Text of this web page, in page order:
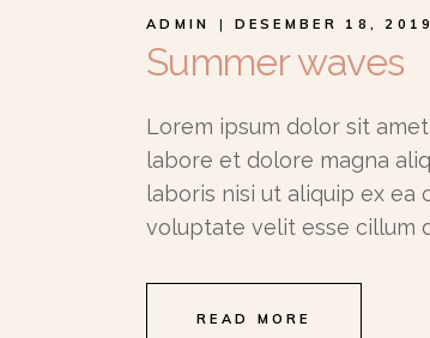
Vipper og bryn
Samtaleterapi /
Coaching
ADMIN DESEMBER 18, 2019
Summer waves
Lorem ipsum dolor sit
labore et dolore magna
laboris nisi ut aliquip ex
voluptate velit esse cillum
READ MORE